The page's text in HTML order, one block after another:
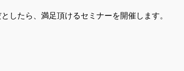
としたら、満足頂けるセミナーを開催します。